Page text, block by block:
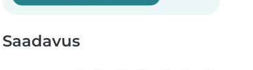
Saadavus